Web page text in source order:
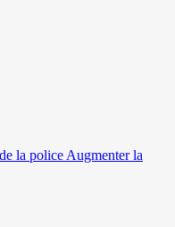
la police Augmenter la